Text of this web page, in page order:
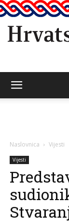
Naslovnica Vijesti
Vijesti